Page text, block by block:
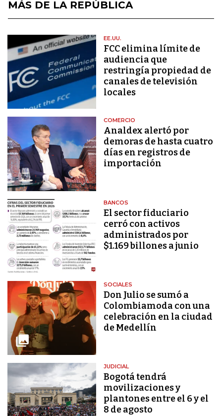
MÁS DE LA REPÚBLICA
EE.UU.
FCC elimina límite de
audiencia que
restringía propiedad de
canales de televisión
locales
COMERCIO
Analdex alertó por
demoras de hasta cuatro
días en registros de
importación
BANCOS
El sector fiduciario
cerró con activos
administrados por
$1.169 billones a junio
SOCIALES
Don Julio se sumó a
Colombiamoda con una
celebración en la ciudad
de Medellín
JUDICIAL
Bogotá tendrá
movilizaciones y
plantones entre el 6 y el
8 de agosto